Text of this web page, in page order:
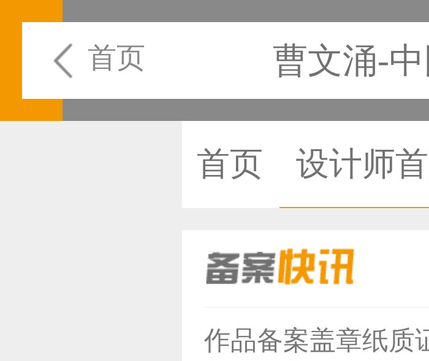
首页 曹文涌-
首页 设计师
恭喜136****9807
作品备案盖章纸质